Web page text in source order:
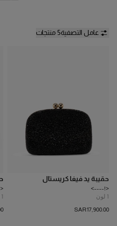
عامل التصفية5 منتجات
حقيبة يد فيغا كريستال
<!---->
1 لون
SAR‌17,900.00
1